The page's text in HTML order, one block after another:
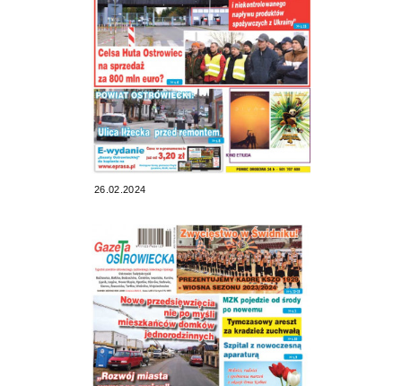
26.02.2024